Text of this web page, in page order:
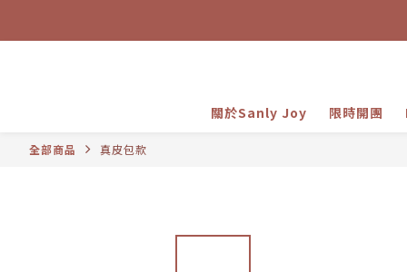
關於Sanly Joy 限時開團
全部商品 真皮包款